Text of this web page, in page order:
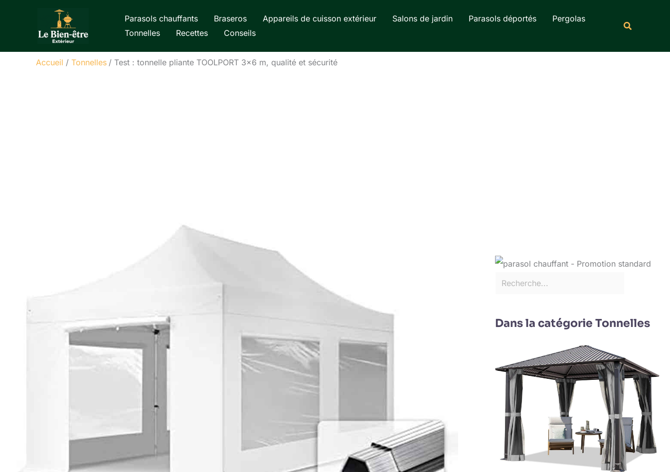
Parasols chauffants Braseros Appareils de cuisson extérieur Salons de jardin Parasols déportés
Pergolas
Tonnelles
Recettes Conseils
Accueil Tonnelles Test : tonnelle pliante TOOLPORT 3×6 m, qualité et sécurité
Dans la catégorie Tonnelles